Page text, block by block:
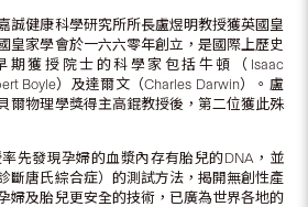
誠健康科學研究所所長盧煜明教授獲英國皇
皇家學會於一六六零年創立，是國際上歷史
期獲授院士的科學家包括牛頓（Isaac
Boyle）及達爾文（Charles Darwin）。盧
爾物理學獎得主高錕教授後，第二位獲此殊
先發現孕婦的血漿內存有胎兒的DNA，並
斷唐氏綜合症）的測試方法，揭開無創性產
婦及胎兒更安全的技術，已廣為世界各地的